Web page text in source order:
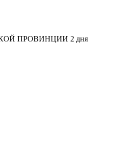
ПРОВИНЦИИ 2 дня